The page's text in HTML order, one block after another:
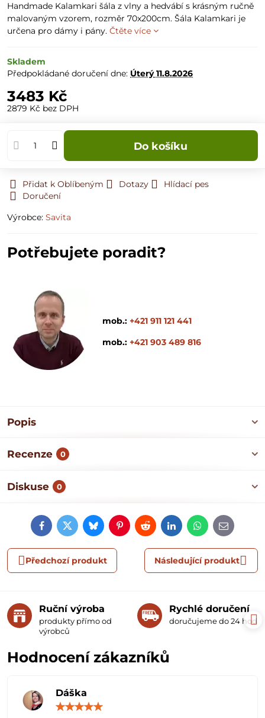
Handmade Kalamkari šála z vlny a hedvábí s krásným ručně
malovaným vzorem, rozměr 70x200cm. Šála Kalamkari je
určena pro dámy i pány. Čtěte více
Skladem
Předpokládané doručení dne: Úterý11.8.2026
3483 Kč
2879 Kč bez DPH
Do košíku
Přidat k Oblíbeným Dotazy
Hlídací pes
Doručení
Výrobce: Savita
Potřebujete poradit?
mob.: +421 911 121 441
mob.: +421 903 489 816
Popis
Recenze 0
Diskuse 0
FacebookTwitterBlueskyPinterestRedditLinkedInWhatsApp
E-
mail
Předchozí produkt Následující produkt
Ruční výroba
produkty přímo od
výrobců
Rychlé doručení
doručujeme do 24 hodin
Hodnocení zákazníků
Dáška